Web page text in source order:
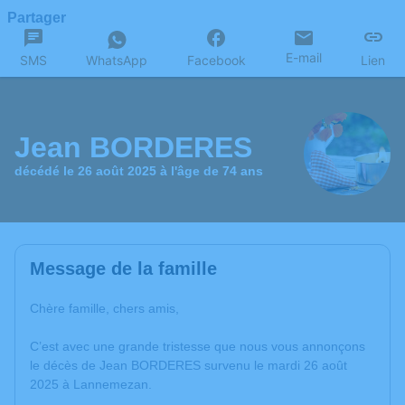
Partager
SMS WhatsApp Facebook E-mail Lien
Jean BORDERES
décédé le 26 août 2025 à l'âge de 74 ans
Message de la famille
Chère famille, chers amis,
C’est avec une grande tristesse que nous vous annonçons
le décès de Jean BORDERES survenu le mardi 26 août
2025 à Lannemezan.